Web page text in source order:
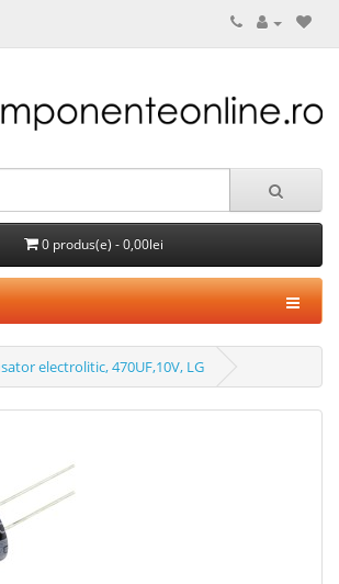
0 produs(e) - 0,00lei
electrolitic, 470UF,10V, LG